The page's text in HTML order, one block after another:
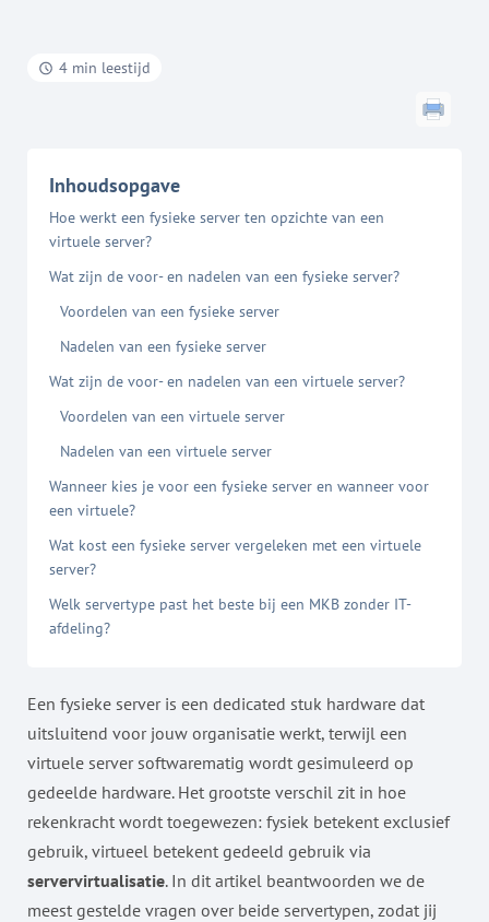
4 min leestijd
Inhoudsopgave
Hoe werkt een fysieke server ten opzichte van een
virtuele server?
Wat zijn de voor- en nadelen van een fysieke server?
Voordelen van een fysieke server
Nadelen van een fysieke server
Wat zijn de voor- en nadelen van een virtuele server?
Voordelen van een virtuele server
Nadelen van een virtuele server
Wanneer kies je voor een fysieke server en wanneer voor
een virtuele?
Wat kost een fysieke server vergeleken met een virtuele
server?
Welk servertype past het beste bij een MKB zonder IT-
afdeling?
Een fysieke server is een dedicated stuk hardware dat
uitsluitend voor jouw organisatie werkt, terwijl een
virtuele server softwarematig wordt gesimuleerd op
gedeelde hardware. Het grootste verschil zit in hoe
rekenkracht wordt toegewezen: fysiek betekent exclusief
gebruik, virtueel betekent gedeeld gebruik via
servervirtualisatie. In dit artikel beantwoorden we de
meest gestelde vragen over beide servertypen, zodat jij